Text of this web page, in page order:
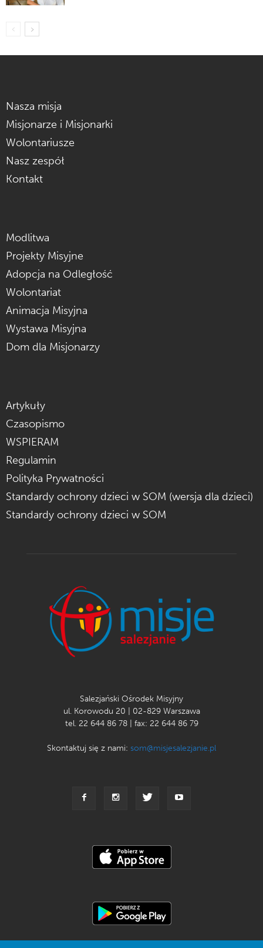
Nasza misja
Misjonarze i Misjonarki
Wolontariusze
Nasz zespół
Kontakt
Modlitwa
Projekty Misyjne
Adopcja na Odległość
Wolontariat
Animacja Misyjna
Wystawa Misyjna
Dom dla Misjonarzy
Artykuły
Czasopismo
WSPIERAM
Regulamin
Polityka Prywatności
Standardy ochrony dzieci w SOM (wersja dla dzieci)
Standardy ochrony dzieci w SOM
Salezjański Ośrodek Misyjny
ul. Korowodu 20 | 02-829 Warszawa
tel. 22 644 86 78 | fax: 22 644 86 79
Skontaktuj się z nami: som@misjesalezjanie.pl